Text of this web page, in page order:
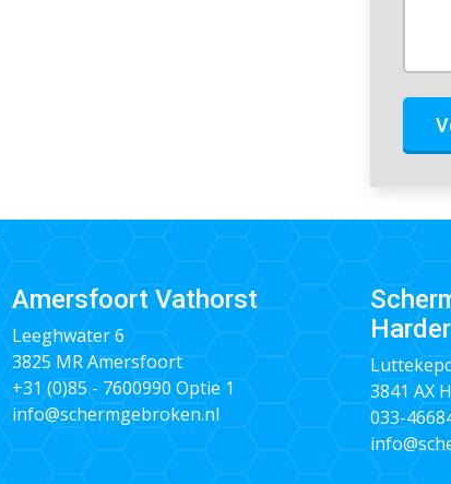
Amersfoort Vathorst
Leeghwater 6
3825 MR Amersfoort
+31 (0)85 - 7600990Optie 1
info@schermgebroken.nl
3841 AX
033-